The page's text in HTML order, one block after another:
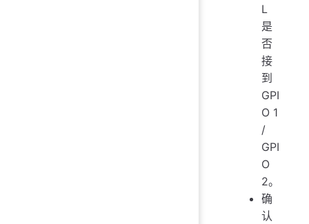
L
是
否
接
到
GPI
O 1
/
GPI
O
2。
确
认